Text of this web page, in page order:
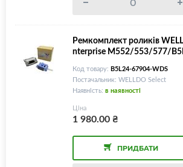
Ремкомплект роликів
nterprise M552/553/577/
Код товару: B5L24-67904-WDS
Постачальник: WELLDO Select
Наявність: в наявності
Ціна
1 980.00₴
ПРИДБАТИ